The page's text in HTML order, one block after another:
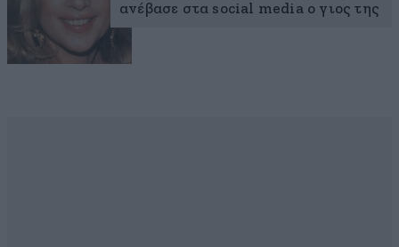
ανέβασε στα social media ο γιος της